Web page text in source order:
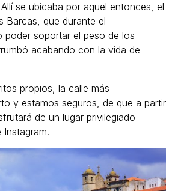
se ubicaba por aquel entonces, el
Barcas, que durante el
poder soportar el peso de los
acabando con la vida de
propios, la calle más
y estamos seguros, de que a partir
de un lugar privilegiado